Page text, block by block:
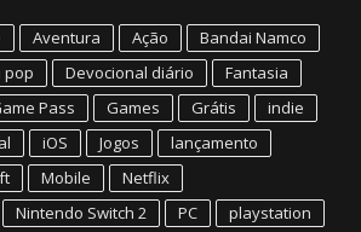
Aventura Ação
Bandai Namco
pop Devocional diário
Fantasia
Pass Games Grátis
indie
iOS Jogos
lançamento
Mobile
Netflix
Nintendo Switch 2 PC
playstation